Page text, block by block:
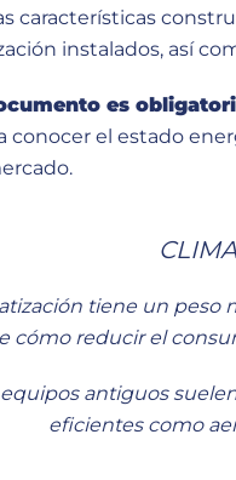
características
instalados, así
es
conocer el estado
tiene un peso
cómo reducir el
equipos antiguos
eficientes como